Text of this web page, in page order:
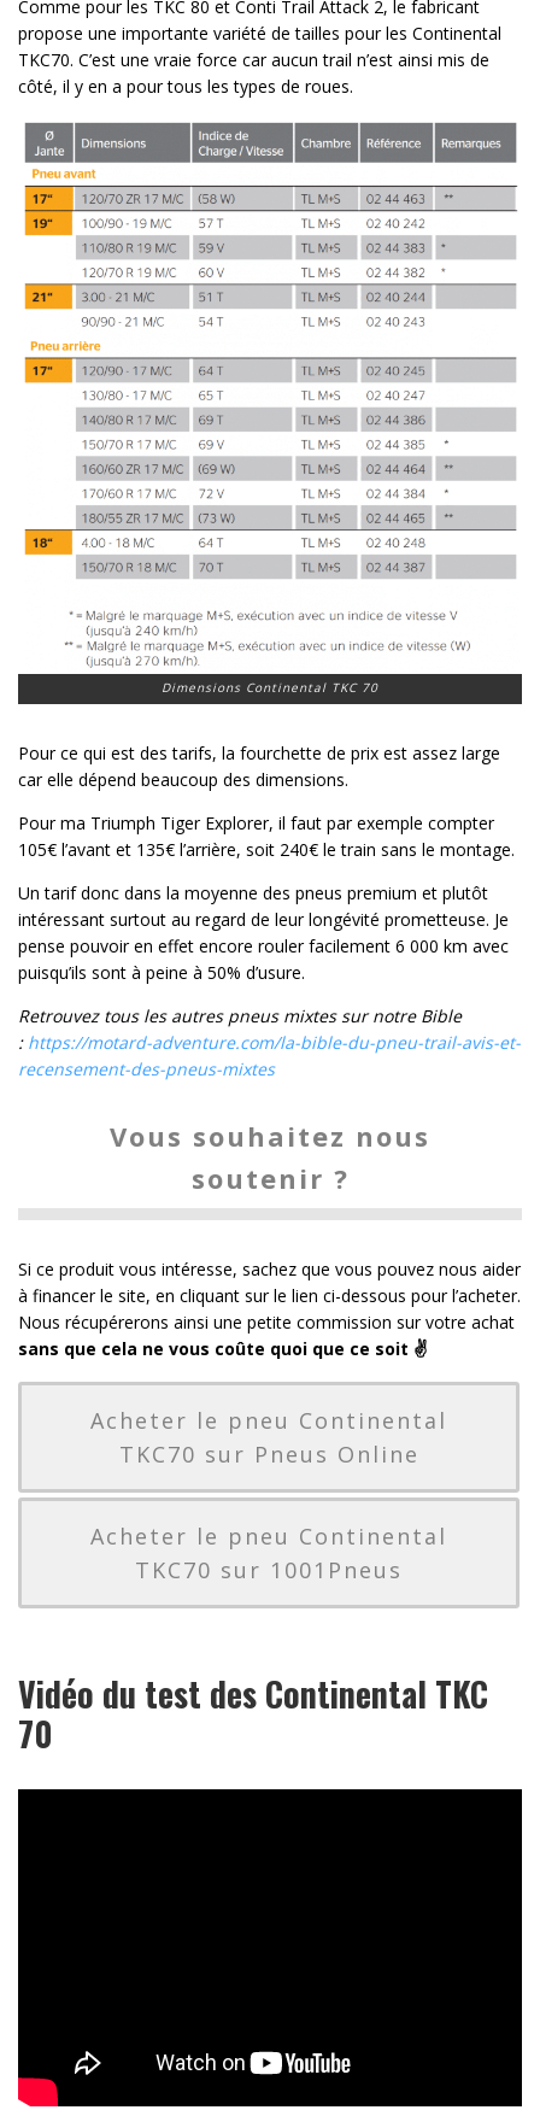
Comme pour les TKC 80 et Conti Trail Attack 2, le fabricant
propose une importante variété de tailles pour les Continental
TKC70. C’est une vraie force car aucun trail n’est ainsi mis de
côté, il y en a pour tous les types de roues.
Dimensions Continental TKC 70
Pour ce qui est des tarifs, la fourchette de prix est assez large
car elle dépend beaucoup des dimensions.
Pour ma Triumph Tiger Explorer, il faut par exemple compter
105€ l’avant et 135€ l’arrière, soit 240€ le train sans le montage.
Un tarif donc dans la moyenne des pneus premium et plutôt
intéressant surtout au regard de leur longévité prometteuse. Je
pense pouvoir en effet encore rouler facilement 6 000 km avec
puisqu’ils sont à peine à 50% d’usure.
Retrouvez tous les autres pneus mixtes sur notre Bible
: https://motard-adventure.com/la-bible-du-pneu-trail-avis-et-
recensement-des-pneus-mixtes
Vous souhaitez nous
soutenir ?
Si ce produit vous intéresse, sachez que vous pouvez nous aider
à financer le site, en cliquant sur le lien ci-dessous pour l’acheter.
Nous récupérerons ainsi une petite commission sur votre achat
sans que cela ne vous coûte quoi que ce soit ✌️
Acheter le pneu Continental
TKC70 sur Pneus Online
Acheter le pneu Continental
TKC70 sur 1001Pneus
Vidéo du test des Continental TKC
70